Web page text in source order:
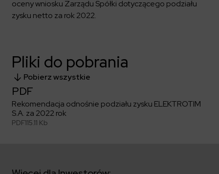
Aquila
Materiały dla inwestorów
ELEKTROTIM na GPW
Oferty pracy
Poradnik rekrutacyjny
Program Partnerski
ESG
Społeczeństwo
Ład korporacyjny
Sygnaliści
Zintegrowany System Zarządzania
Media
Czytaj więcej
ELEKTROTIM w mediach
Materiały prasowe
Kontakt
oceny wniosku Zarządu Spółki dotyczącego podziału
zysku netto za rok 2022.
Pliki do pobrania
Pobierz wszystkie
PDF
Rekomendacja odnośnie podziału zysku ELEKTROTIM
S.A. za 2022 rok
PDF115.11 Kb